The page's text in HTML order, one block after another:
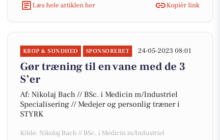
Læs hele artiklen her
Kopiér link
KROP & SUNDHED SPONSORERET 24-05-2023 08:01
Gør træning til en vane med de 3
S’er
Af: Nikolaj Bach // BSc. i Medicin m/Industriel
Specialisering // Medejer og personlig træner i
STYRK
Kilde: Nikolaj Bach // BSc. i Medicin m/Industriel